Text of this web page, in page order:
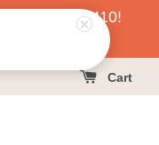
RM10!
Cart